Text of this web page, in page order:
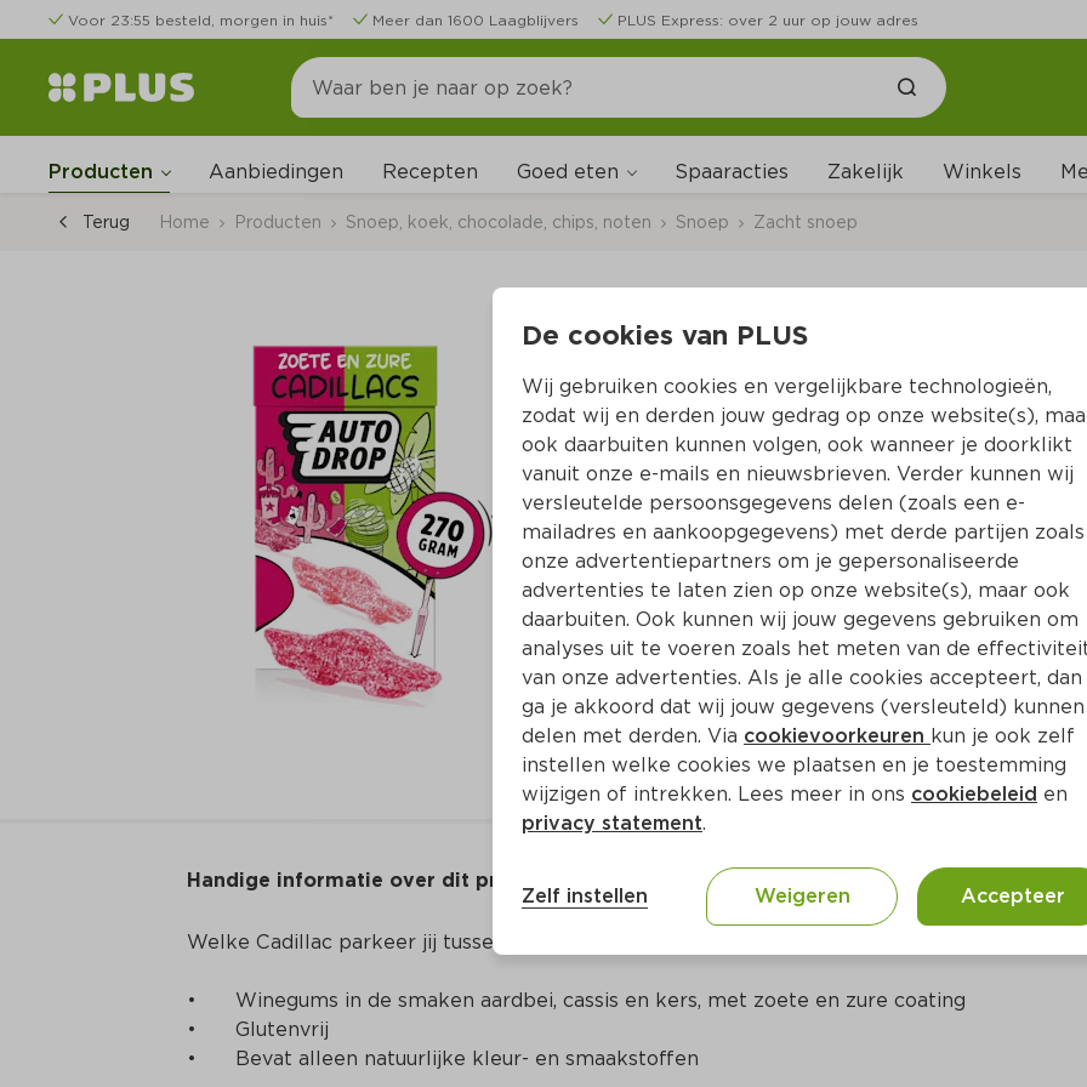
Voor 23:55 besteld, morgen in huis* Meer dan 1600 Laagblijvers PLUS Express: over 2 uur op jouw adres
Producten Aanbiedingen Recepten Goed eten Spaaracties Zakelijk Winkels
Terug Home Producten Snoep, koek, chocolade, chips, noten Snoep Zacht snoep
Autodrop Zoete &
Per Doos 270 g  (per kilo €11.44)
3.09
Toevoegen
Handige informatie over dit product
Welke Cadillac parkeer jij tussen je tanden? Een sweet surprise of bekkentrekkend zure?
•	Winegums in de smaken aardbei, cassis en kers, met zoete en zure coating
•	Glutenvrij
•	Bevat alleen natuurlijke kleur- en smaakstoffen
De cookies van PLUS
Wij gebruiken cookies en vergelijkbare technologieën,
zodat wij en derden jouw gedrag op onze website(s),
ook daarbuiten kunnen volgen, ook wanneer je doorklikt
vanuit onze e-mails en nieuwsbrieven. Verder kunnen wij
versleutelde persoonsgegevens delen (zoals een e-
mailadres en aankoopgegevens) met derde partijen zoals
onze advertentiepartners om je gepersonaliseerde
advertenties te laten zien op onze website(s), maar ook
daarbuiten. Ook kunnen wij jouw gegevens gebruiken om
analyses uit te voeren zoals het meten van de
van onze advertenties. Als je alle cookies accepteert, dan
ga je akkoord dat wij jouw gegevens (versleuteld) kunnen
delen met derden. Via cookievoorkeuren kun je ook zelf
instellen welke cookies we plaatsen en je toestemming
wijzigen of intrekken. Lees meer in ons cookiebeleid en
privacy statement.
Zelf instellen Weigeren Accepteer